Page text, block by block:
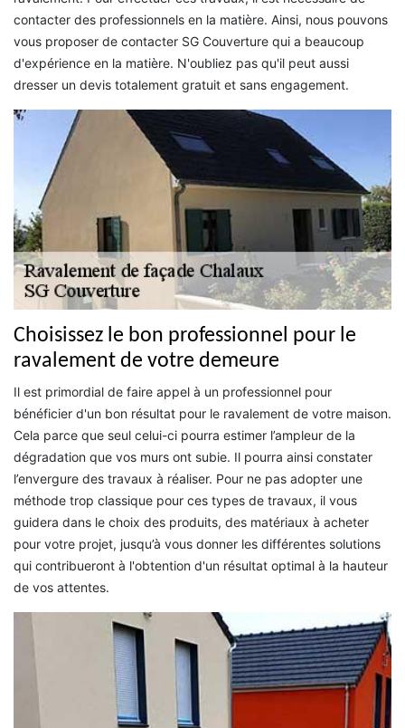
contacter des professionnels en la matière. Ainsi, nous pouvons
vous proposer de contacter SG Couverture qui a beaucoup
d'expérience en la matière. N'oubliez pas qu'il peut aussi
dresser un devis totalement gratuit et sans engagement.
Choisissez le bon professionnel pour le
ravalement de votre demeure
Il est primordial de faire appel à un professionnel pour
bénéficier d'un bon résultat pour le ravalement de votre maison.
Cela parce que seul celui-ci pourra estimer l’ampleur de la
dégradation que vos murs ont subie. Il pourra ainsi constater
l’envergure des travaux à réaliser. Pour ne pas adopter une
méthode trop classique pour ces types de travaux, il vous
guidera dans le choix des produits, des matériaux à acheter
pour votre projet, jusqu’à vous donner les différentes solutions
qui contribueront à l'obtention d'un résultat optimal à la hauteur
de vos attentes.